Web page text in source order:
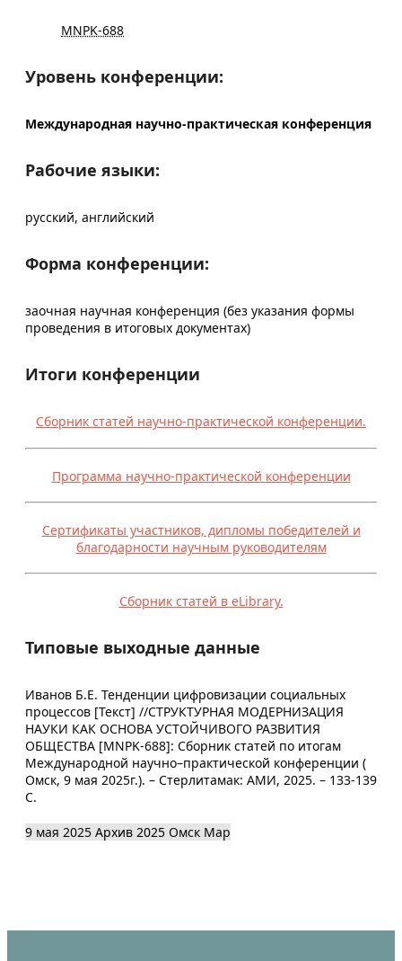
MNPK-688
Уровень конференции:
Международная научно-практическая конференция
Рабочие языки:
русский, английский
Форма конференции:
заочная научная конференция (без указания формы
проведения в итоговых документах)
Итоги конференции
Сборник статей научно-практической конференции.
Программа научно-практической конференции
Сертификаты участников, дипломы победителей и
благодарности научным руководителям
Сборник статей в eLibrary.
Типовые выходные данные
Иванов Б.Е. Тенденции цифровизации социальных
процессов [Текст] //СТРУКТУРНАЯ МОДЕРНИЗАЦИЯ
НАУКИ КАК ОСНОВА УСТОЙЧИВОГО РАЗВИТИЯ
ОБЩЕСТВА [MNPK-688]: Сборник статей по итогам
Международной научно–практической конференции (
Омск, 9 мая 2025г.). – Стерлитамак: АМИ, 2025. – 133-139
С.
9 мая 2025 Архив 2025 Омск Map